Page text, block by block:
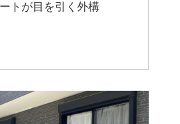
トが目を引く外構